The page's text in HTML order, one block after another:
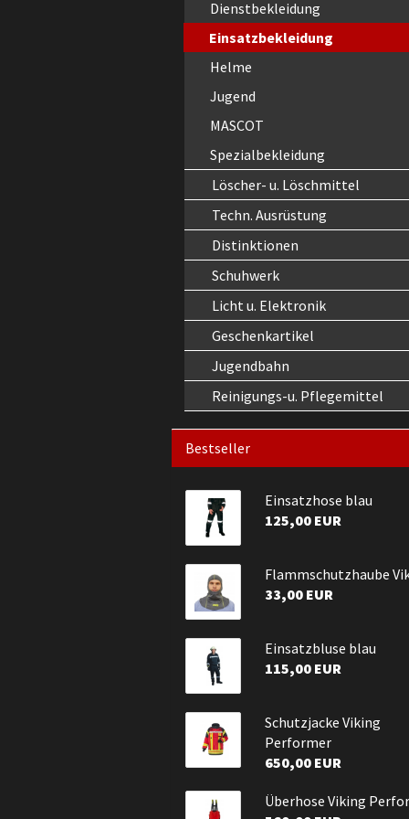
Dienstbekleidung
Einsatzbekleidung
Helme
Jugend
MASCOT
Spezialbekleidung
Löscher- u. Löschmittel
Techn. Ausrüstung
Distinktionen
Schuhwerk
Licht u. Elektronik
Geschenkartikel
Jugendbahn
Reinigungs-u. Pflegemittel
Bestseller
Einsatzhose blau
125,00 EUR
Flammschutzhaube
33,00 EUR
Einsatzbluse blau
115,00 EUR
Schutzjacke Viking
Performer
650,00 EUR
Überhose Viking